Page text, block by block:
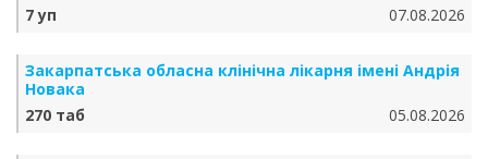
7 уп
07.08.2026
Закарпатська обласна клінічна лікарня імені Андрія
Новака
270 таб
05.08.2026